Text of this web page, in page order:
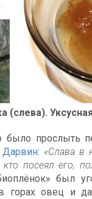
(слева).
прослыть
: «Слава в
кто посеял его,
был
горах овец и